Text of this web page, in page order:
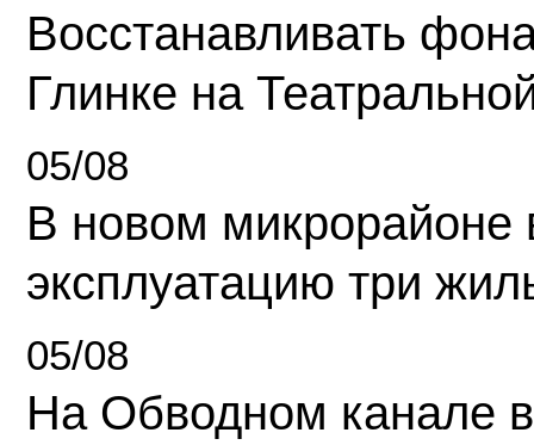
Восстанавливать
Глинке на
05/08
В новом микрорайоне
эксплуатацию три
05/08
На Обводном канале